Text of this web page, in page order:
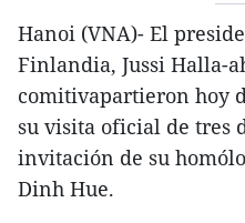
Hanoi (VNA)- El
Finlandia, Jussi Halla-
comitivapartieron hoy
su visita oficial de tres
invitación de su
Dinh Hue.